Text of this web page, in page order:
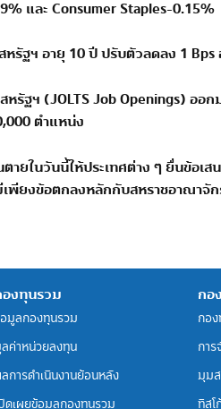
และ Consumer Staples-0.15%
รัฐฯ อายุ 10ปี ปรับตัวลดลง 1 Bps
หรัฐฯ (JOLTS Job Openings) ออก
ตำแหน่ง
ายในวันนี้ให้ประเทศต่าง ๆ ยื่นข้อเ
พียงข้อตกลงหลักกับสหราชอาณาจั
งทุนรวม
มูลกองทุนรวม
ค่าหน่วยลงทุน
การดำเนินงานย้อนหลัง
ดเผยข้อมูลกองทุนรวม
กอ
กอ
กา
มุมส
ทิสโ